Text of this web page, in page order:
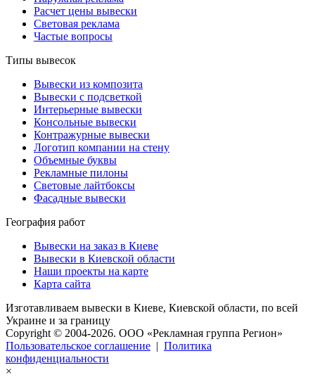
Расчет цены вывески
Световая реклама
Частые вопросы
Типы вывесок
Вывески из композита
Вывески с подсветкой
Интерьерные вывески
Консольные вывески
Контражурные вывески
Логотип компании на стену
Объемные буквы
Рекламные пилоны
Световые лайтбоксы
Фасадные вывески
География работ
Вывески на заказ в Киеве
Вывески в Киевской области
Наши проекты на карте
Карта сайта
Изготавливаем вывески в Киеве, Киевской области, по всей
Украине и за границу
Copyright © 2004-2026. OOO «Рекламная группа Регион»
Пользовательское соглашение | Политика
конфиденциальности
×